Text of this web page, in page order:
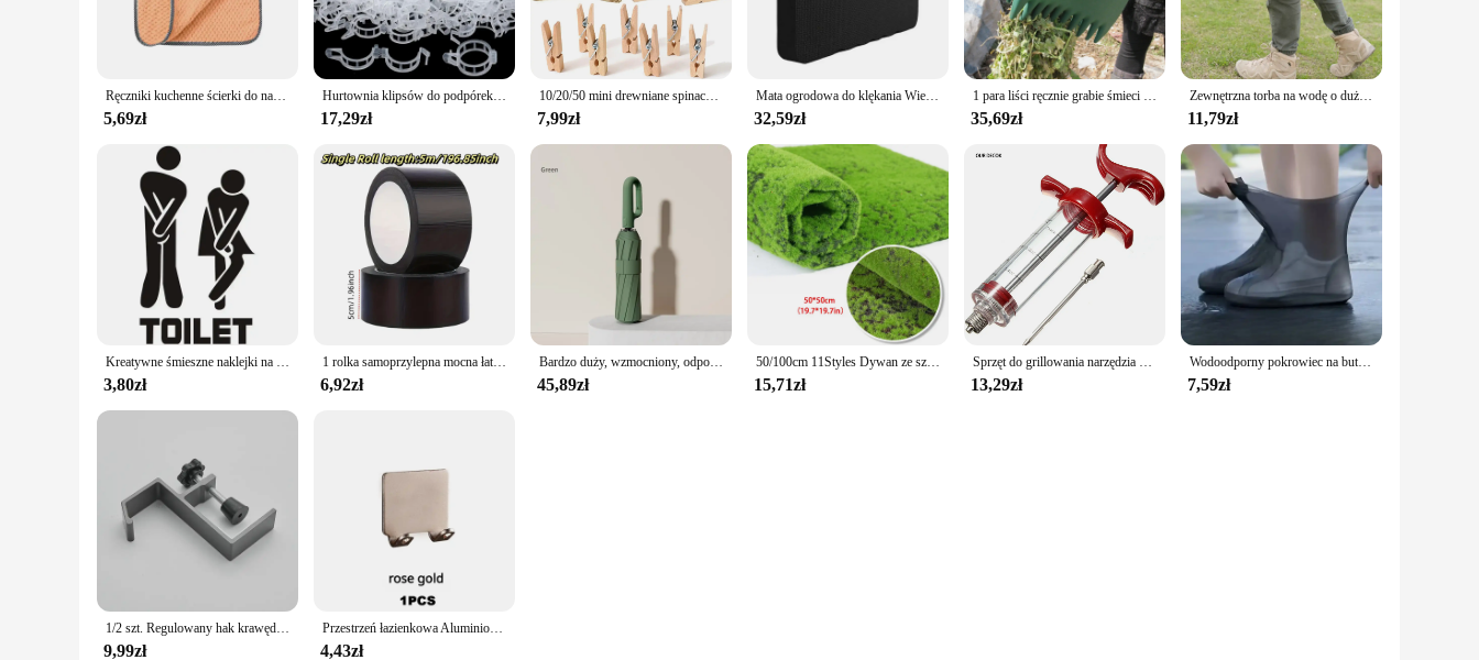
Ręczniki kuchenne ścierki do naczyń 20/1Pc ręczniki z mikrofibry chłonna ścierka kuchenna ściereczka do czyszczenia zagęszczonego ściereczka do czyszczenia stołowego z nieprzywierającym olejem
5,69zł
Hurtownia klipsów do podpórek roślin Plastikowe klipsy wielokrotnego użytku do ochrony winorośli Narzędzia do mocowania szczepienia warzyw Pomidorowe artykuły ogrodnicze
17,29zł
10/20/50 mini drewniane spinacze do bielizny, 1-calowe małe spinacze z drewna rzemieślniczego, bezpłatna lina konopna do ścian fotograficznych i rękodzieła DIY.
7,99zł
Mata ogrodowa do klękania Wielofunkcyjna antypoślizgowa mata łazienkowa z pianki EVA Podkładki do jogi Zagęszczone akcesoria treningowe o dużej gęstości
32,59zł
1 para liści ręcznie grabie śmieci odebrać pazury na podwórze ogród czyszczenie kolektora odpady śmieci Grabber ogród stoczni
35,69zł
Zewnętrzna torba na wodę o dużej pojemności 8L przenośna składana torba na wodę samochód kempingowy torba do przechowywania miękka woda klasy spożywczej
11,79zł
Kreatywne śmieszne naklejki na ścianę/drzwi toalety dekoracja łazienki wodoodporne naklejki tapeta winylowa plakat Home Decor ściana O E0O8
3,80zł
1 rolka samoprzylepna mocna łatka ze sztucznej skóry wodoodporna naprawa PU skuter motocykl skórzane krzesło sofa łatka DIY czarny
6,92zł
Bardzo duży, wzmocniony, odporny na wiatr, odporny na deszcz, dwufunkcyjny, odporny na promieniowanie UV, w pełni automatyczny parasol z klamrą pierścieniową
45,89zł
50/100cm 11Styles Dywan ze sztucznej trawy Fałszywy mech Trawnik Ogród Krajobraz Turf Roll Festiwal Dekoracja ślubna Mata Dywan
15,71zł
Sprzęt do grillowania narzędzia do grillowania zestaw Grill strzykawka akcesoria kuchenne sos wtryskiwacza pieczeń igły zaopatrzenie imprezy artykuły domowe
13,29zł
Wodoodporny pokrowiec na buty 1 para gumowych pokrowców przeciwdeszczowych na zewnątrz Silikonowe wodoodporne pokrowce na buty Deszczowe pokrowce na buty Sprzęt do butów
7,59zł
1/2 szt. Regulowany hak krawędzi biurka Zestaw słuchawkowy do gier Wieszak na biurko Plecak do przechowywania Wiszący uchwyt z haczykiem Bezdotykowy uniwersalny haczyk do domu
9,99zł
Przestrzeń łazienkowa Aluminiowy uchwyt na maszynkę do golenia Hak do przechowywania Ściana Mężczyźni Półka na golarkę Bez dziurkacza Stojak na maszynkę do golenia Organizacja akcesoriów
4,43zł